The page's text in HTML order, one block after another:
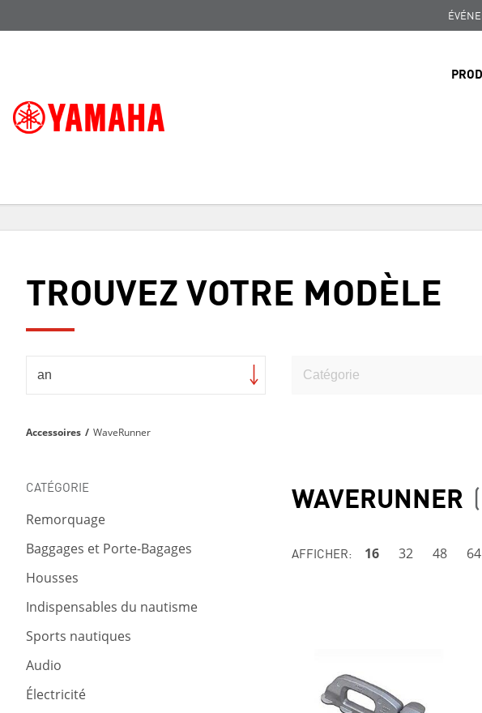
SUR
TROUVEZ VOTRE MODÈLE
Accessoires / WaveRunner
CATÉGORIE
Remorquage
Baggages et Porte-Bagages
Housses
Indispensables du nautisme
Sports nautiques
Audio
Électricité
WAVERUNNER
AFFICHER: 16 32 48 64